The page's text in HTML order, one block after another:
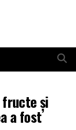
fructe şi
a fost